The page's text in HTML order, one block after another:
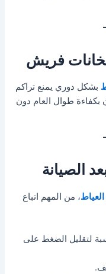
فريش
بشكل دوري يمنع تراكم
بكفاءة طوال العام دون
الصيانة
، من المهم اتباع
لتقليل الضغط على